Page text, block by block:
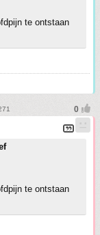
te ontstaan
te ontstaan